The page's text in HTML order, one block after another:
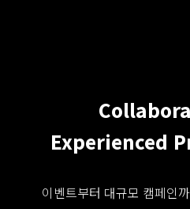
Experienced
이벤트부터 대규모 캠페인